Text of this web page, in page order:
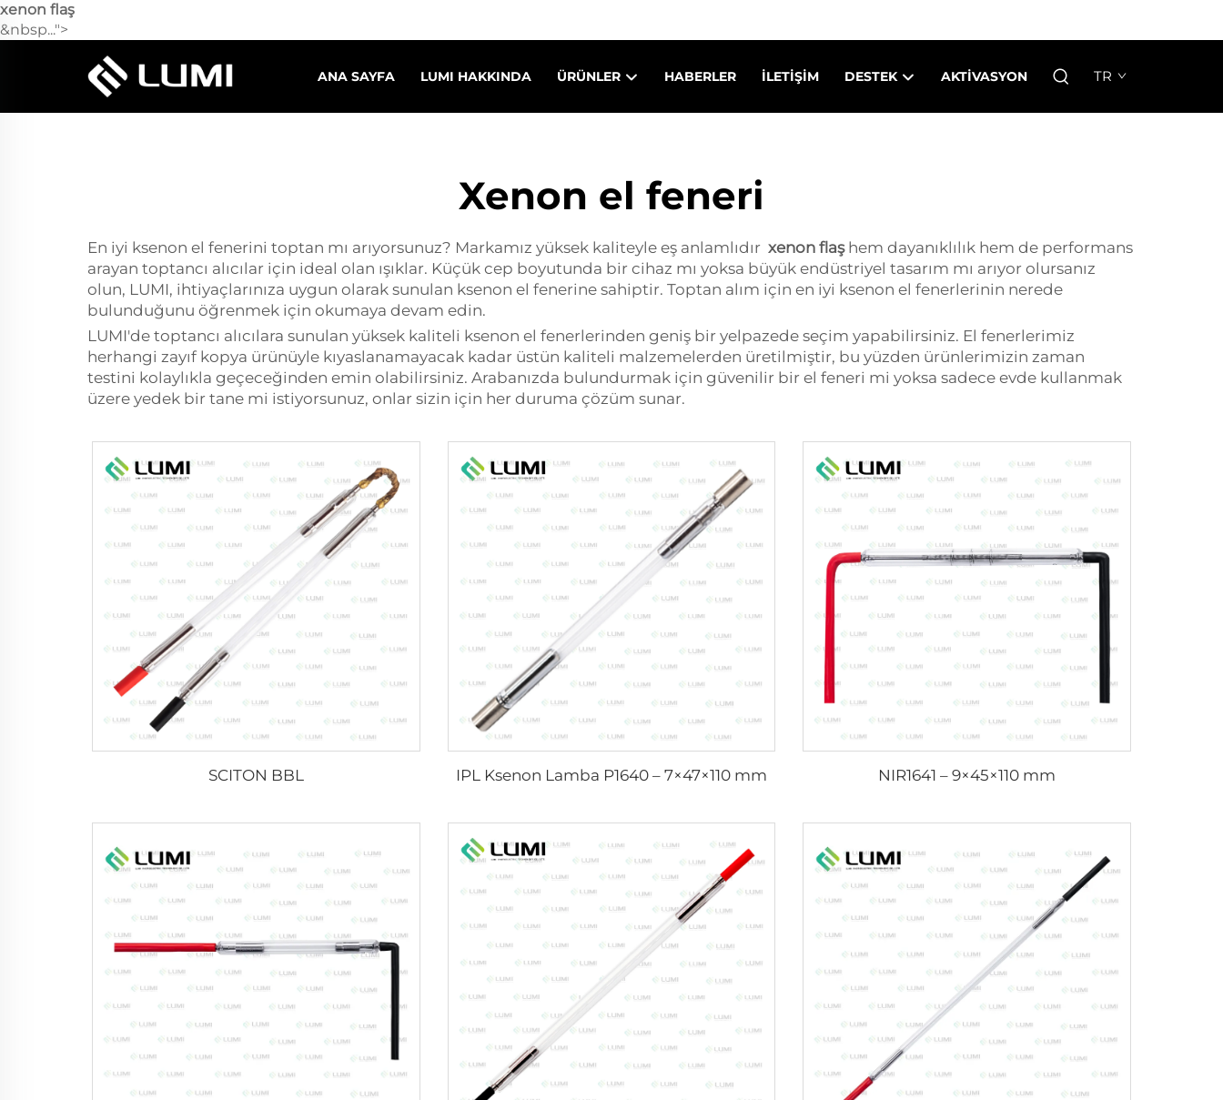
xenon flaş
&nbsp...">
ANA SAYFA LUMI HAKKINDA ÜRÜNLER HABERLER İLETIŞIM DESTEK AKTIVASYON TR
Xenon el feneri
En iyi ksenon el fenerini toptan mı arıyorsunuz? Markamız yüksek kaliteyle eş anlamlıdır xenon flaş hem dayanıklılık hem de performans
arayan toptancı alıcılar için ideal olan ışıklar. Küçük cep boyutunda bir cihaz mı yoksa büyük endüstriyel tasarım mı arıyor olursanız
olun, LUMI, ihtiyaçlarınıza uygun olarak sunulan ksenon el fenerine sahiptir. Toptan alım için en iyi ksenon el fenerlerinin nerede
bulunduğunu öğrenmek için okumaya devam edin.
LUMI'de toptancı alıcılara sunulan yüksek kaliteli ksenon el fenerlerinden geniş bir yelpazede seçim yapabilirsiniz. El fenerlerimiz
herhangi zayıf kopya ürünüyle kıyaslanamayacak kadar üstün kaliteli malzemelerden üretilmiştir, bu yüzden ürünlerimizin zaman
testini kolaylıkla geçeceğinden emin olabilirsiniz. Arabanızda bulundurmak için güvenilir bir el feneri mi yoksa sadece evde kullanmak
üzere yedek bir tane mi istiyorsunuz, onlar sizin için her duruma çözüm sunar.
SCITON BBL IPL Ksenon Lamba P1640 – 7×47×110 mm NIR1641 – 9×45×110 mm